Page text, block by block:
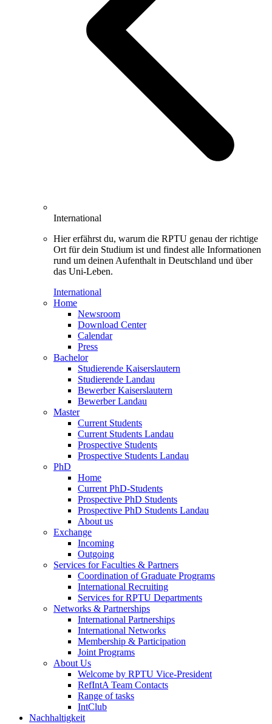
International
Hier erfährst du, warum die RPTU genau der richtige
Ort für dein Studium ist und findest alle Informationen
rund um deinen Aufenthalt in Deutschland und über
das Uni-Leben.
International
Home
Newsroom
Download Center
Calendar
Press
Bachelor
Studierende Kaiserslautern
Studierende Landau
Bewerber Kaiserslautern
Bewerber Landau
Master
Current Students
Current Students Landau
Prospective Students
Prospective Students Landau
PhD
Home
Current PhD-Students
Prospective PhD Students
Prospective PhD Students Landau
About us
Exchange
Incoming
Outgoing
Services for Faculties & Partners
Coordination of Graduate Programs
International Recruiting
Services for RPTU Departments
Networks & Partnerships
International Partnerships
International Networks
Membership & Participation
Joint Programs
About Us
Welcome by RPTU Vice-President
RefIntA Team Contacts
Range of tasks
IntClub
Nachhaltigkeit